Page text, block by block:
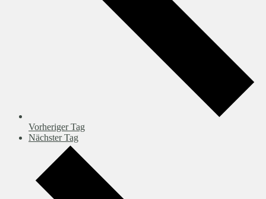
Vorheriger Tag
Nächster Tag